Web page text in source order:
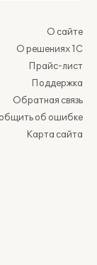
О сайте
О решениях 1С
Прайс-лист
Поддержка
Обратная связь
об ошибке
Карта сайта